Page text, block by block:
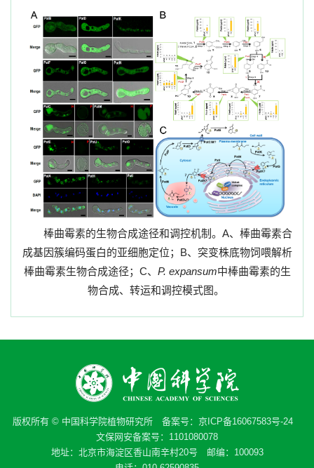
棒曲霉素的生物合成途径和调控机制。 A、棒曲霉素合
成基因簇编码蛋白的亚细胞定位； B、突变株底物饲喂解析
棒曲霉素生物合成途径； C、 P. expansum中棒曲霉素的生
物合成、转运和调控模式图。
版权所有 © 中国科学院植物研究所 备案号： 京ICP备16067583号-24
文保网安备案号：1101080078
地址：北京市海淀区香山南辛村20号 邮编：100093